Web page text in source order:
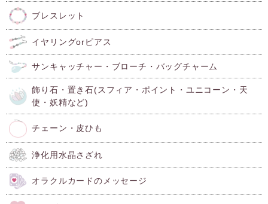
ブレスレット
イヤリングorピアス
サンキャッチャー・ブローチ・バッグチャーム
飾り石・置き石(スフィア・ポイント・ユニコーン・天
使・妖精など)
チェーン・皮ひも
浄化用水晶さざれ
オラクルカードのメッセージ